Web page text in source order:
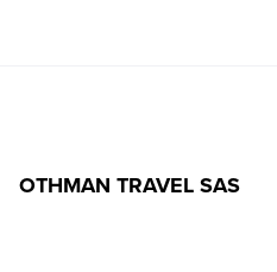
OTHMAN TRAVEL SAS